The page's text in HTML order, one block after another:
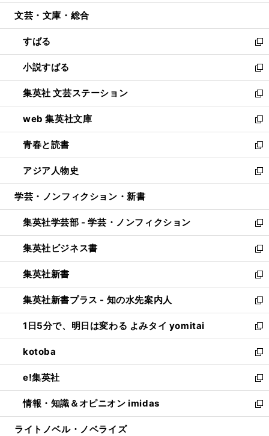
開
ウ
開
く
ン
ウ
で
開
く
ウ
ン
ド
ウ
で
開
く
文芸・文庫・総合
すばる
新
し
い
ウ
ィ
ン
ド
ウ
で
開
く
小説すばる
新
し
い
ウ
ィ
ン
ド
ウ
で
開
集英社 文芸ステーション
新
し
い
ウ
ィ
ン
ド
ウ
開
く
web 集英社文庫
新
し
い
ウ
ィ
ン
ウ
で
開
く
青春と読書
新
し
い
ウ
ン
ド
ウ
で
開
く
アジア人物史
新
し
ウ
ィ
ン
ド
ウ
で
開
く
学芸・ノンフィクション・新書
集英社学芸部 - 学芸・ノンフィクション
新
し
い
ウ
ィ
ン
ド
ウ
で
開
く
集英社ビジネス書
新
し
い
ウ
ィ
ン
ド
ウ
で
開
く
集英社新書
新
し
い
ウ
ィ
ン
ド
ウ
で
開
く
集英社新書プラス - 知の水先案内人
新
し
い
ウ
ィ
ン
ド
ウ
で
開
1日5分で、明日は変わる よみタイ yomitai
新
し
い
ウ
ィ
ン
ド
ウ
kotoba
新
し
い
ウ
ィ
ン
e!集英社
新
し
い
ウ
情報・知識＆オピニオン imidas
新
し
ライトノベル・ノベライズ